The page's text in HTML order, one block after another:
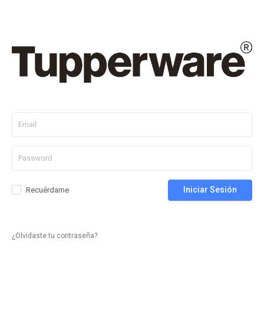
Recuérdame Iniciar Sesión
¿Olvidaste tu contraseña?